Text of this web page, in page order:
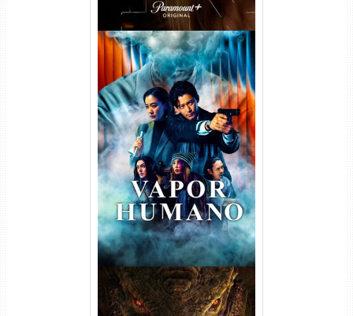
Vapor Humano 1ª Temporada
Torrent (2026) WEB-DL 1080p
Dual Áudio